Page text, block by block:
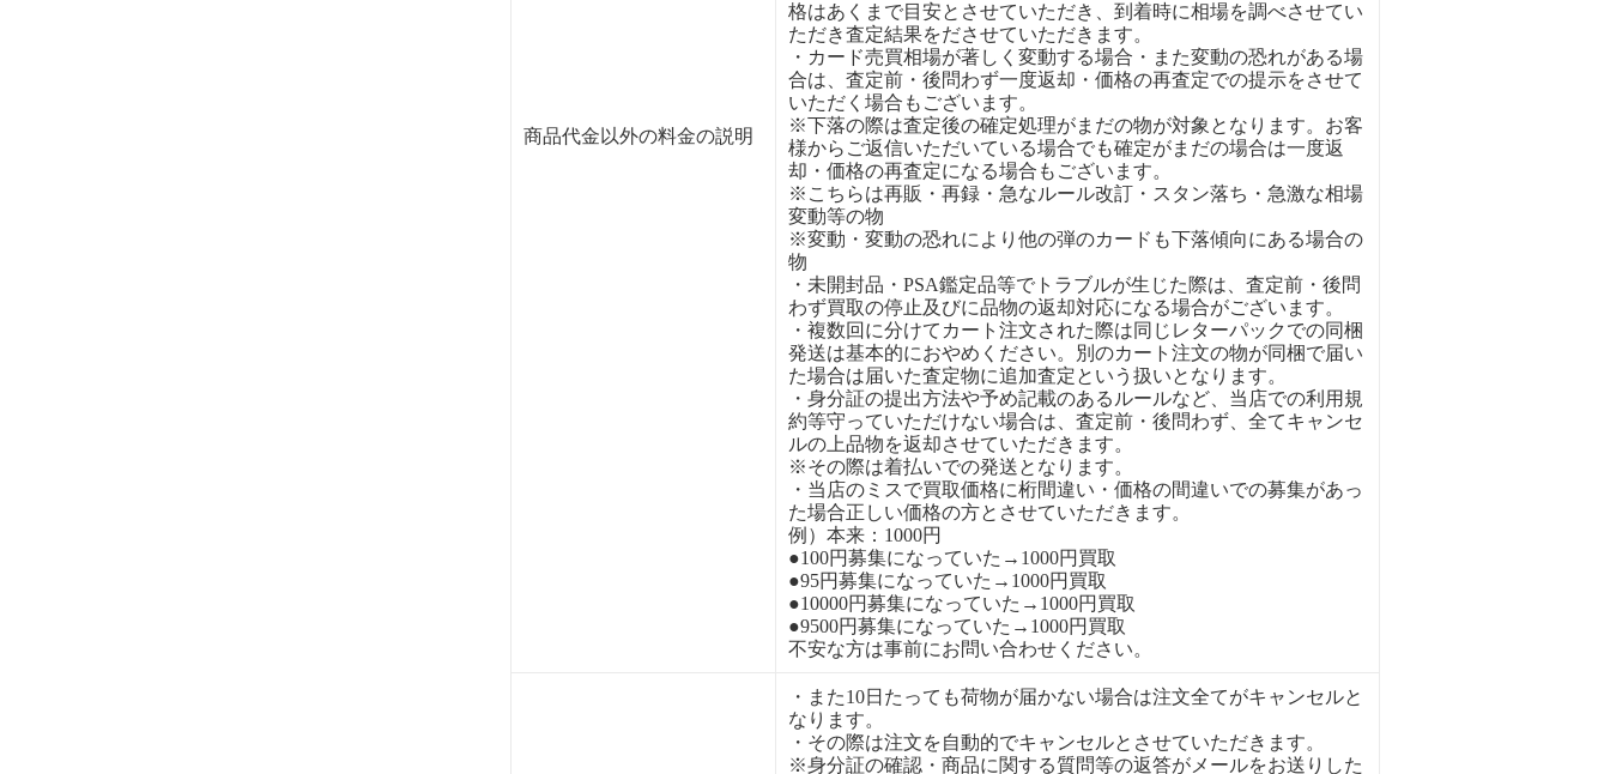
商品代金以外の料金の説明
格はあくまで目安とさせていただき、到着時に相場を調べさせてい
ただき査定結果をださせていただきます。
・カード売買相場が著しく変動する場合・また変動の恐れがある場
合は、査定前・後問わず一度返却・価格の再査定での提示をさせて
いただく場合もございます。
※下落の際は査定後の確定処理がまだの物が対象となります。お客
様からご返信いただいている場合でも確定がまだの場合は一度返
却・価格の再査定になる場合もございます。
※こちらは再販・再録・急なルール改訂・スタン落ち・急激な相場
変動等の物
※変動・変動の恐れにより他の弾のカードも下落傾向にある場合の
物
・未開封品・PSA鑑定品等でトラブルが生じた際は、査定前・後問
わず買取の停止及びに品物の返却対応になる場合がございます。
・複数回に分けてカート注文された際は同じレターパックでの同梱
発送は基本的におやめください。別のカート注文の物が同梱で届い
た場合は届いた査定物に追加査定という扱いとなります。
・身分証の提出方法や予め記載のあるルールなど、当店での利用規
約等守っていただけない場合は、査定前・後問わず、全てキャンセ
ルの上品物を返却させていただきます。
※その際は着払いでの発送となります。
・当店のミスで買取価格に桁間違い・価格の間違いでの募集があっ
た場合正しい価格の方とさせていただきます。
例）本来：1000円
●100円募集になっていた→1000円買取
●95円募集になっていた→1000円買取
●10000円募集になっていた→1000円買取
●9500円募集になっていた→1000円買取
不安な方は事前にお問い合わせください。
・また10日たっても荷物が届かない場合は注文全てがキャンセルと
なります。
・その際は注文を自動的でキャンセルとさせていただきます。
※身分証の確認・商品に関する質問等の返答がメールをお送りした